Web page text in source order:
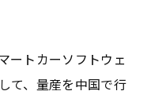
ートカーソフトウェ
て、量産を中国で行